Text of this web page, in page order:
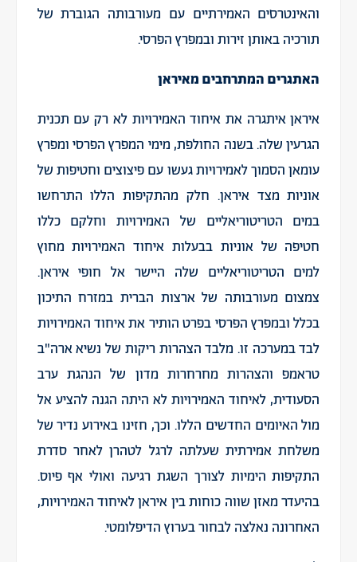
והאינטרסים האמירתיים עם מעורבותה הגוברת של
תורכיה באותן זירות ובמפרץ הפרסי.
האתגרים המתרחבים מאיראן
איראן איתגרה את איחוד האמירויות לא רק עם תכנית
הגרעין שלה. בשנה החולפת, מימי המפרץ הפרסי ומפרץ
עומאן הסמוך לאמירויות געשו עם פיצוצים וחטיפות של
אוניות מצד איראן. חלק מהתקיפות הללו התרחשו
במים הטריטוריאליים של האמירויות וחלקם כללו
חטיפה של אוניות בבעלות איחוד האמירויות מחוץ
למים הטריטוריאליים שלה היישר אל חופי איראן.
צמצום מעורבותה של ארצות הברית במזרח התיכון
בכלל ובמפרץ הפרסי בפרט הותיר את איחוד האמירויות
לבד במערכה זו. מלבד הצהרות ריקות של נשיא ארה"ב
טראמפ והצהרות מחרחרות מדון של הנהגת ערב
הסעודית, לאיחוד האמירויות לא היתה הגנה להציע אל
מול האיומים החדשים הללו. וכך, חזינו באירוע נדיר של
משלחת אמירתית שעלתה לרגל לטהרן לאחר סדרת
התקיפות הימיות לצורך השגת רגיעה ואולי אף פיוס.
בהיעדר מאזן שווה כוחות בין איראן לאיחוד האמירויות,
האחרונה נאלצה לבחור בערוץ הדיפלומטי.